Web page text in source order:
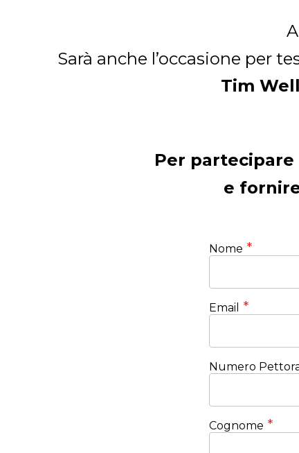
Sarà anche l’occasione per
Tim
Per partecipare
e
Nome
Email
Numero
Cognome